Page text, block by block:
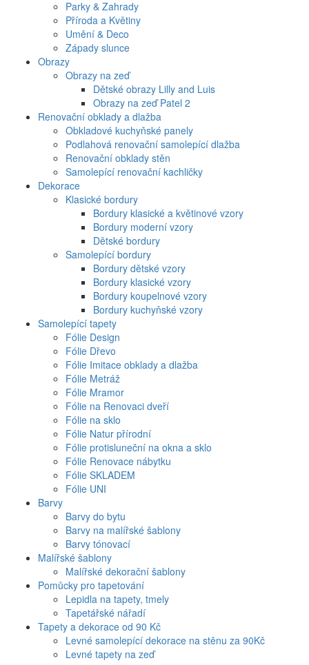
Parky & Zahrady
Příroda a Květiny
Umění & Deco
Západy slunce
Obrazy
Obrazy na zeď
Dětské obrazy Lilly and Luis
Obrazy na zeď Patel 2
Renovační obklady a dlažba
Obkladové kuchyňské panely
Podlahová renovační samolepící dlažba
Renovační obklady stěn
Samolepící renovační kachličky
Dekorace
Klasické bordury
Bordury klasické a květinové vzory
Bordury moderní vzory
Dětské bordury
Samolepící bordury
Bordury dětské vzory
Bordury klasické vzory
Bordury koupelnové vzory
Bordury kuchyňské vzory
Samolepící tapety
Fólie Design
Fólie Dřevo
Fólie Imitace obklady a dlažba
Fólie Metráž
Fólie Mramor
Fólie na Renovaci dveří
Fólie na sklo
Fólie Natur přírodní
Fólie protisluneční na okna a sklo
Fólie Renovace nábytku
Fólie SKLADEM
Fólie UNI
Barvy
Barvy do bytu
Barvy na malířské šablony
Barvy tónovací
Malířské šablony
Malířské dekorační šablony
Pomůcky pro tapetování
Lepidla na tapety, tmely
Tapetářské nářadí
Tapety a dekorace od 90 Kč
Levné samolepící dekorace na stěnu za 90Kč
Levné tapety na zeď